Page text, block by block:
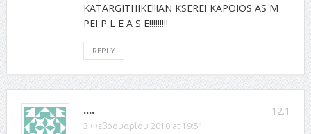
KATARGITHIKE!!!AN KSEREI KAPOIOS AS M
PEI P L E A S E!!!!!!!!!
REPLY
12.1
....
3 Φεβρουαρίου 2010 at 19:51